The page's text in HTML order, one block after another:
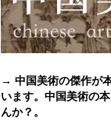
→ 中国美術の傑作が
います。中国美術の
んか？。